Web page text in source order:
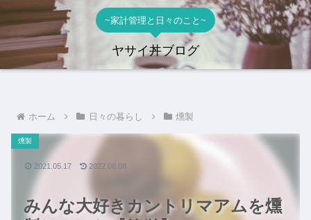
~家計管理と日々のこと~
ヤサイ丼ブログ
ホーム 日々の暮らし 燻製
みんな大好きカントリマアムを燻
燻製
2021.05.17 2022.06.08